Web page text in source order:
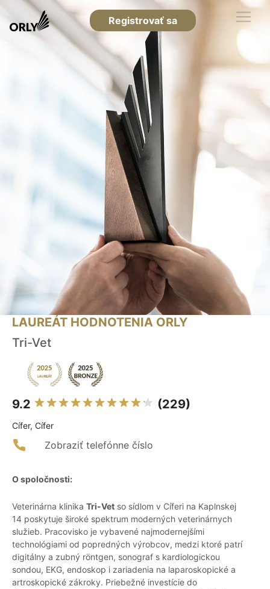
Registrovať sa
LAUREÁT HODNOTENIA ORLY
Tri-Vet
9.2 (229)
Cífer, Cífer
Zobraziť telefónne číslo
O spoločnosti:
Veterinárna klinika Tri-Vet so sídlom v Cíferi na Kaplnskej
14 poskytuje široké spektrum moderných veterinárnych
služieb. Pracovisko je vybavené najmodernejšími
technológiami od popredných výrobcov, medzi ktoré patrí
digitálny a zubný röntgen, sonograf s kardiologickou
sondou, EKG, endoskop i zariadenia na laparoskopické a
artroskopické zákroky. Priebežné investície do